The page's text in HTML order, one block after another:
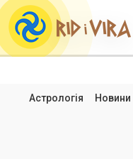
Астрологія Новини